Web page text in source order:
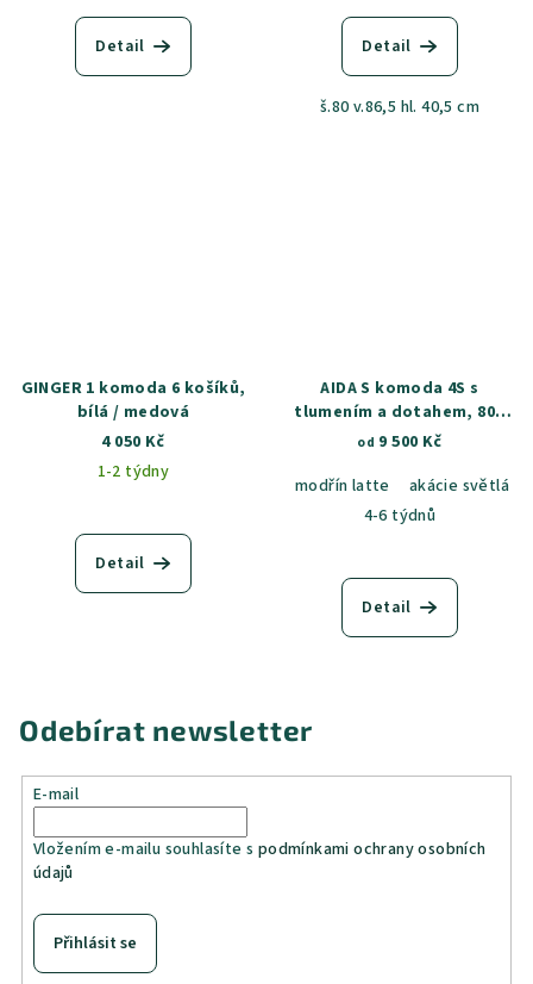
Detail Detail
š.80 v.86,5 hl. 40,5 cm
GINGER 1 komoda 6 košíků,
bílá / medová
4 050 Kč
1-2 týdny
Detail
AIDA S komoda 4S s
tlumením a dotahem, 80 -
100cm × 86 × 40cm
od 9 500 Kč
modřín latte
akácie světlá
4-6 týdnů
Detail
Odebírat newsletter
E-mail
Vložením e-mailu souhlasíte s podmínkami ochrany osobních
údajů
Přihlásit se